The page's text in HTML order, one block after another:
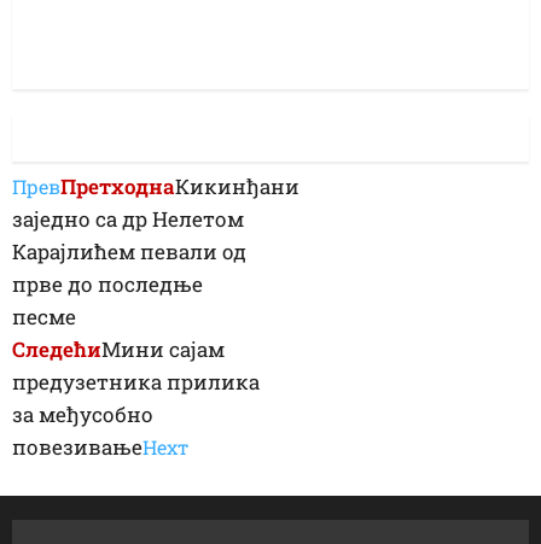
ПревПретходнаКикинђани
заједно са др Нелетом
Карајлићем певали од
прве до последње
песме
СледећиМини сајам
предузетника прилика
за међусобно
повезивањеНеxт